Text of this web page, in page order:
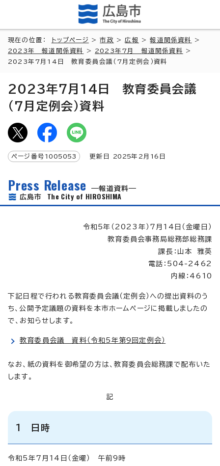
現在の位置： トップページ >市政 >広報 >報道関係資料
>
2023年 報道関係資料
> 2023年7月 報道関係資料
>
2023年7月14日 教育委員会議（7月定例会）資料
2023年7月14日 教育委員会議
（7月定例会）資料
ページ番号 1005053 更新日 2025年2月 16 日
Press Release
報道資料
広島市 The City of HIROSHIMA
令和5年（2023年）7月14日（金曜日）
教育委員会事務局総務部総務課
課長：山本 雅英
電話：504-2462
内線：4610
下記日程で行われる教育委員会議（定例会）への提出資料のう
ち、公開予定議題の資料を本市ホームページに掲載しましたの
で、お知らせします。
教育委員会議 資料（令和5年第9回定例会）
なお、紙の資料を御希望の方は、教育委員会総務課で配布いた
します。
記
1 日時
令和5年7月14日（金曜） 午前9時